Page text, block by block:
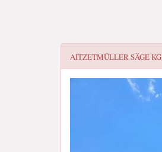
AITZETMÜLLER SÄGE KG